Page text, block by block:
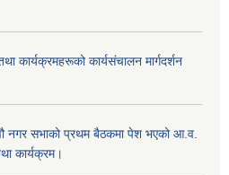
कार्यसंचालन मार्गदर्शन
नगर सभाको प्रथम बैठकमा पेश भएको आ.व.
कार्यक्रम।